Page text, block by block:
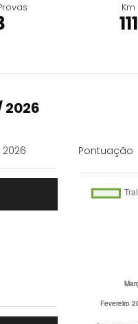
Km
111
2026
Pontuação